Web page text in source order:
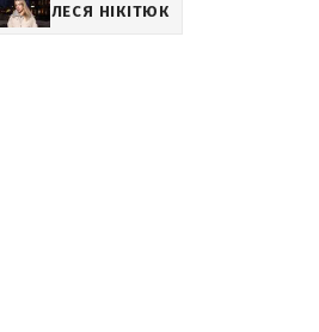
ЛЕСЯ НІКІТЮК